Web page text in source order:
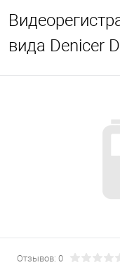
вида Denicer
Отзывов: 0